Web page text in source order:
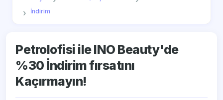
İndirim
Petrolofisi ile INO Beauty'de
%30 İndirim fırsatını
Kaçırmayın!